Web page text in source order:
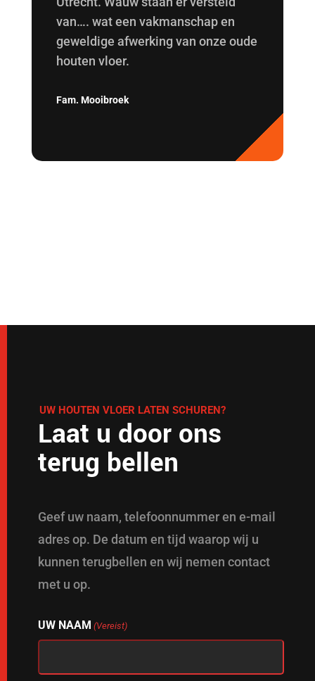
van…. wat een vakmanschap en
geweldige afwerking van onze oude
houten vloer.
Fam. Mooibroek
UW HOUTEN VLOER LATEN SCHUREN?
Laat u door ons
terug bellen
Geef uw naam, telefoonnummer en e-mail
adres op. De datum en tijd waarop wij u
kunnen terugbellen en wij nemen contact
met u op.
UW NAAM (Vereist)